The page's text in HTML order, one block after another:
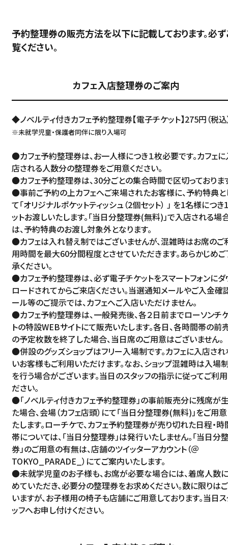
予約整理券の販売方法を以下に記載しております。必ず
覧ください。
カフェ入店整理券のご案内
◆ノベルティ付きカフェ予約整理券【電子チケット】275円（税込
※未就学児童・保護者同伴に限り入場可
●カフェ予約整理券は、お一人様につき１枚必要です。カフェ
店される人数分の整理券をご用意ください。
●カフェ予約整理券は、30分ごとの集合時間で区切っておりま
●事前ご予約の上カフェへご来場されたお客様に、予約特典と
て「オリジナルポケットティッシュ（2個セット） 」 を1名様につき
ットお渡しいたします。「当日分整理券(無料)」で入店される場
は、予約特典のお渡し対象外となります。
●カフェは入れ替え制ではございませんが、混雑時はお席のご
用時間を最大60分間程度とさせていただきます。あらかじめ
承ください。
●カフェ予約整理券は、必ず電子チケットをスマートフォンにダ
ロードされてからご来店ください。当選通知メールやご入金確
ール等のご提示では、カフェへご入店いただけません。
●カフェ予約整理券は、一般発売後、各２日前までローソンチ
トの特設WEBサイトにて販売いたします。各日、各時間帯の前
の予定枚数を終了した場合、当日席のご用意はございません。
●併設のグッズショップはフリー入場制です。カフェに入店さ
いお客様もご利用いただけます。なお、ショップ混雑時は入場
を行う場合がございます。当日のスタッフの指示に従ってご利用
ださい。
●「ノベルティ付きカフェ予約整理券」の事前販売分に残席が
た場合、会場（カフェ店頭）にて「当日分整理券(無料)」をご用
たします。ローチケで、カフェ予約整理券が売り切れた日程・時
帯については、「当日分整理券」は発行いたしません。「当日分
券」のご用意の有無は、店舗のツイッターアカウント（＠
TOKYO_PARADE_ ）にてご案内いたします。
●未就学児童のお子様も、お席が必要な場合には、着席人数
めていただき、必要分の整理券をお求めください。数に限りは
いますが、お子様用の椅子も店舗にご用意しております。当日
ッフへお申し付けください。